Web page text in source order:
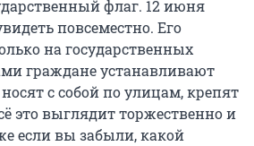
флаг. 12 июня
повсеместно. Его
на государственных
граждане устанавливают
с собой по улицам, крепят
это выглядит торжественно и
если вы забыли, какой